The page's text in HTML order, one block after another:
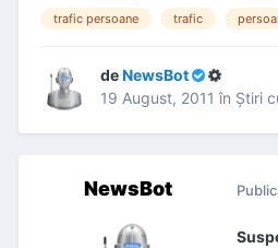
trafic persoane trafic
deNewsBot
19 August, 2011 în Ştiri
NewsBot